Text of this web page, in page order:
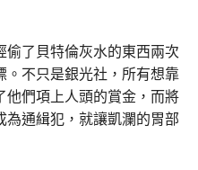
了貝特倫灰水的東西兩次
。不只是銀光社，所有想靠
們項上人頭的賞金，而將
通緝犯，就讓凱瀾的胃部